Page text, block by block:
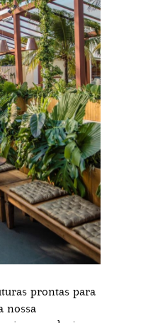
prontas para
nossa